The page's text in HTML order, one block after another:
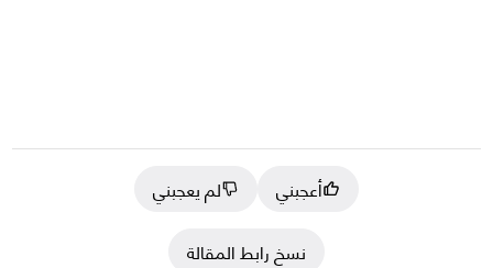
أعجبني
لم يعجبني
نسخ رابط المقالة